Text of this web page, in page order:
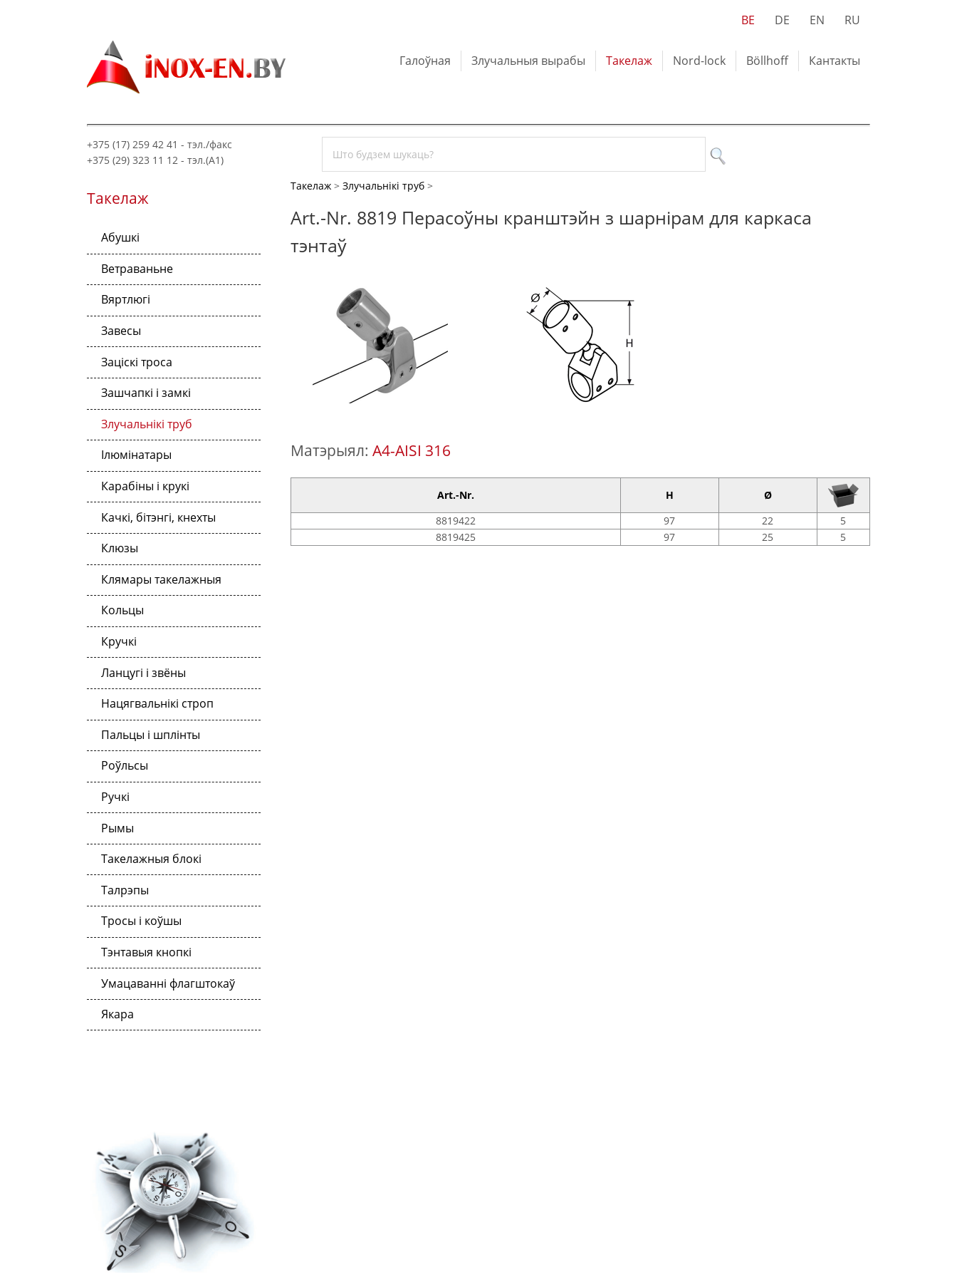
BE DE EN RU
Галоўная Злучальныя вырабы Такелаж Nord-lock Böllhoff Кантакты
+375 (17) 259 42 41 - тэл./факс
+375 (29) 323 11 12 - тэл.(A1)
Такелаж
Абушкі
Ветраваньне
Вяртлюгі
Завесы
Заціскі троса
Зашчапкі і замкі
Злучальнікі труб
Ілюмінатары
Карабіны і крукі
Качкі, бітэнгі, кнехты
Клюзы
Клямары такелажныя
Кольцы
Кручкі
Ланцугі і звёны
Нацягвальнікі строп
Пальцы і шплінты
Роўльсы
Ручкі
Рымы
Такелажныя блокі
Талрэпы
Тросы і коўшы
Тэнтавыя кнопкі
Умацаванні флагштокаў
Якара
Такелаж> Злучальнікі труб>
Art.-Nr. 8819 Перасоўны кранштэйн з шарнірам для каркаса
тэнтаў
Матэрыял: A4-AISI 316
Art.-Nr. H
Ø
8819422
97 22
5
8819425
97 25 5